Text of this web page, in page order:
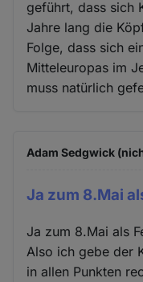
geführt, dass sich
Jahre lang die
Folge, dass sich
Mitteleuropas im
muss natürlich
Adam Sedgwick
Ja zum 8.Mai
Ja zum 8.Mai als
Also ich gebe der
in allen Punkten